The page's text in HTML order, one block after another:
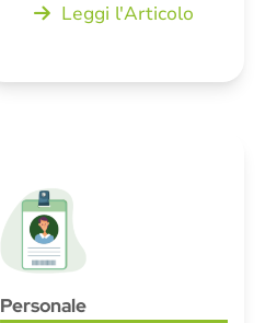
Leggi l'Articolo
Personale